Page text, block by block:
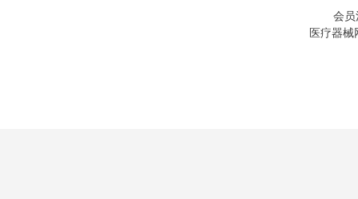
会
医疗器